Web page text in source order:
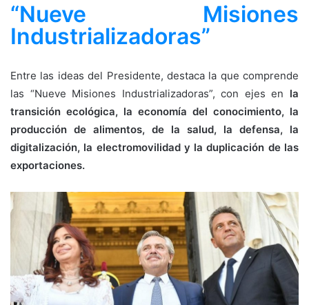
“Nueve Misiones
Industrializadoras”
Entre las ideas del Presidente, destaca la que comprende
las “Nueve Misiones Industrializadoras”, con ejes en la
transición ecológica, la economía del conocimiento, la
producción de alimentos, de la salud, la defensa, la
digitalización, la electromovilidad y la duplicación de las
exportaciones.